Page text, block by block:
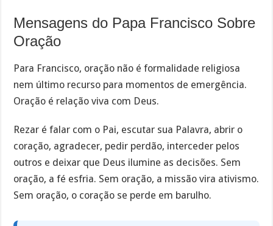
Mensagens do Papa Francisco Sobre
Oração
Para Francisco, oração não é formalidade religiosa
nem último recurso para momentos de emergência.
Oração é relação viva com Deus.
Rezar é falar com o Pai, escutar sua Palavra, abrir o
coração, agradecer, pedir perdão, interceder pelos
outros e deixar que Deus ilumine as decisões. Sem
oração, a fé esfria. Sem oração, a missão vira ativismo.
Sem oração, o coração se perde em barulho.